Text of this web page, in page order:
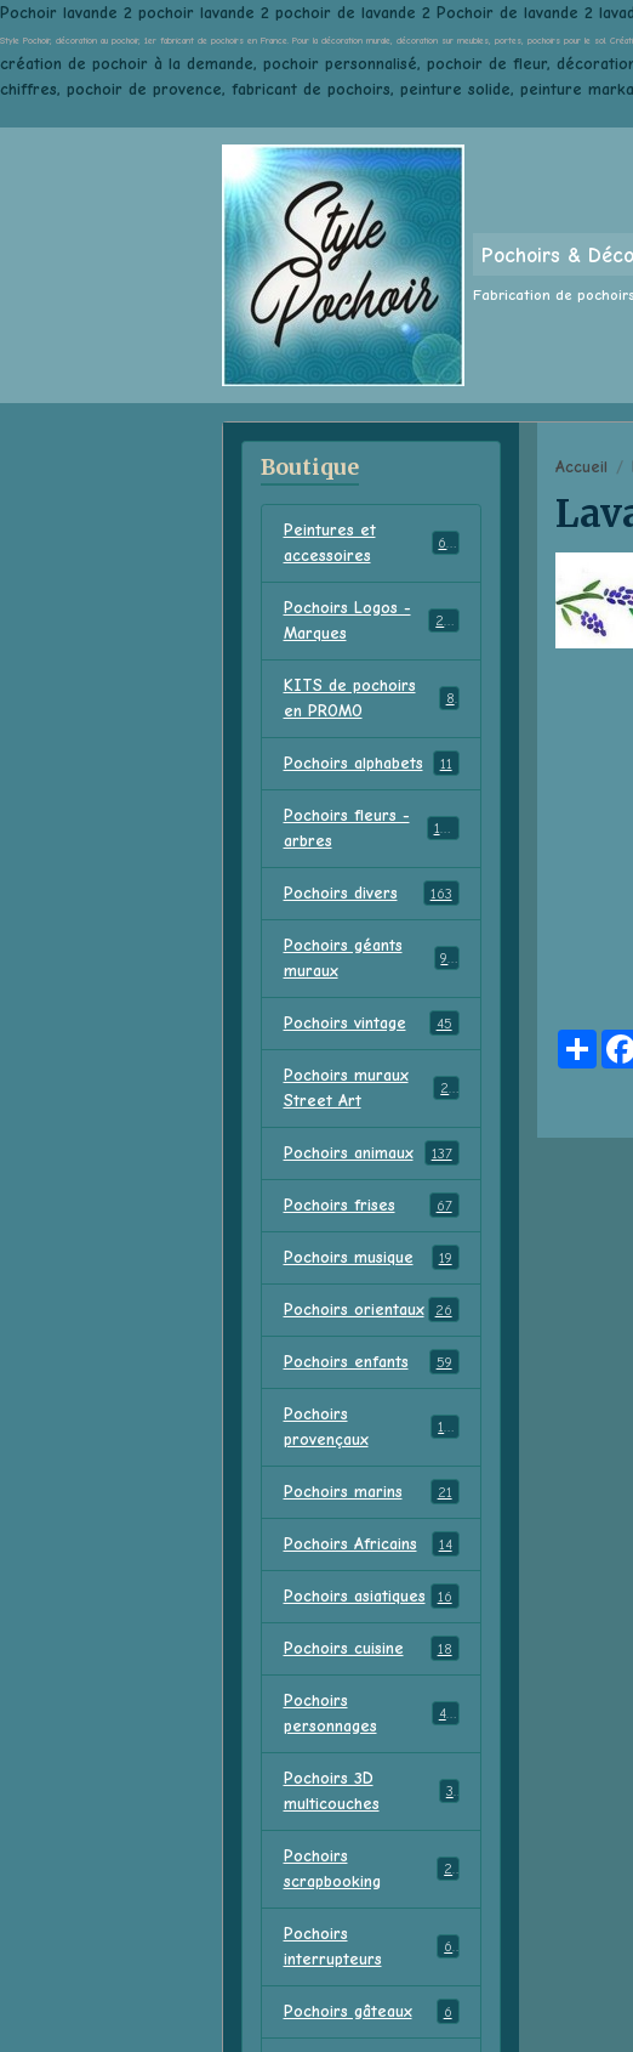
Pochoir lavande 2 pochoir lavande 2 pochoir de lavande 2 Pochoir de lavande 2
Style Pochoir, décoration au pochoir, 1er fabricant de pochoirs en France. Pour la décoration murale, décoration sur meubles, portes, pochoirs pour le sol.
création de pochoir à la demande, pochoir personnalisé, pochoir de fleur,
chiffres, pochoir de provence, fabricant de pochoirs, peinture solide, peinture
Pochoirs &
Fabrication de
Accueil
Boutique
Peintures et
accessoires
68
Pochoirs Logos -
Marques
213
KITS de pochoirs
en PROMO
8
Pochoirs alphabets 11
Pochoirs fleurs -
arbres
156
Pochoirs divers 163
Pochoirs géants
muraux
91
Pochoirs vintage 45
Pochoirs muraux
Street Art
23
Pochoirs animaux 137
Pochoirs frises 67
Pochoirs musique 19
Pochoirs orientaux 26
Pochoirs enfants 59
Pochoirs
provençaux
18
Pochoirs marins 21
Pochoirs Africains 14
Pochoirs asiatiques 16
Pochoirs cuisine 18
Pochoirs
personnages
47
Pochoirs 3D
multicouches
3
Pochoirs
scrapbooking
2
Pochoirs
interrupteurs
6
Pochoirs gâteaux 6